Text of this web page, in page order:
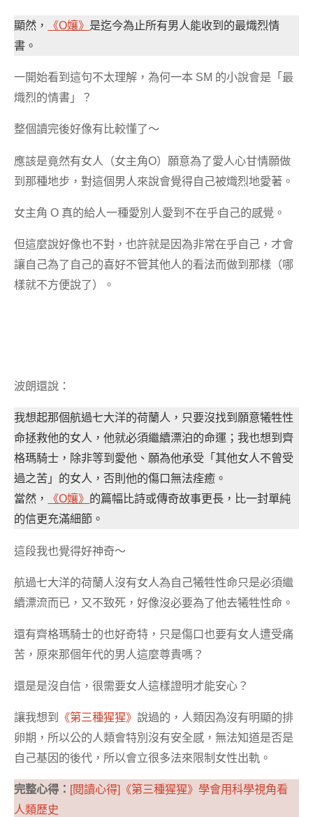
顯然， 《O孃》 是迄今為止所有男人能收到的最熾烈情
書。
一開始看到這句不太理解，為何一本 SM 的小說會是「最
熾烈的情書」？
整個讀完後好像有比較懂了～
應該是竟然有女人（女主角O）願意為了愛人心甘情願做
到那種地步，對這個男人來說會覺得自己被熾烈地愛著。
女主角 O 真的給人一種愛別人愛到不在乎自己的感覺。
但這麼說好像也不對，也許就是因為非常在乎自己，才會
讓自己為了自己的喜好不管其他人的看法而做到那樣（哪
樣就不方便說了）。
波朗還說：
我想起那個航過七大洋的荷蘭人，只要沒找到願意犧牲性
命拯救他的女人，他就必須繼續漂泊的命運；我也想到齊
格瑪騎士，除非等到愛他、願為他承受「其他女人不曾受
過之苦」的女人，否則他的傷口無法痊癒。
當然，
《O孃》 的篇幅比詩或傳奇故事更長，比一封單純
的信更充滿細節。
這段我也覺得好神奇～
航過七大洋的荷蘭人沒有女人為自己犧牲性命只是必須繼
續漂流而已，又不致死，好像沒必要為了他去犧牲性命。
還有齊格瑪騎士的也好奇特，只是傷口也要有女人遭受痛
苦，原來那個年代的男人這麼尊貴嗎？
還是是沒自信，很需要女人這樣證明才能安心？
讓我想到 《第三種猩猩》說過的，人類因為沒有明顯的排
卵期，所以公的人類會特別沒有安全感，無法知道是否是
自己基因的後代，所以會立很多法來限制女性出軌。
完整心得： [閱讀心得]《第三種猩猩》學會用科學視角看
人類歷史